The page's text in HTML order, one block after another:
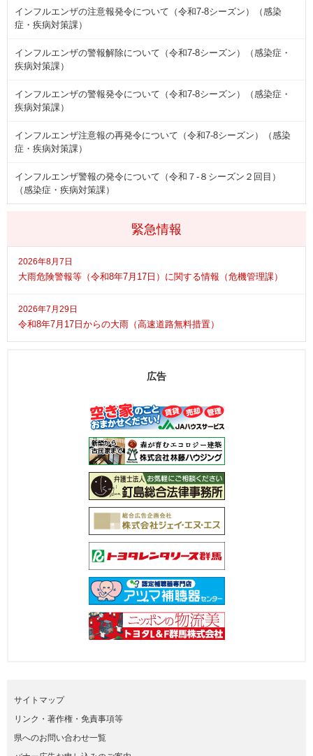
緊急情報
2026年8月7日
大雨危険警報等（令和8年7月17日）に関する情報（危機管理課）
2026年7月29日
令和8年7月17日からの大雨（高速道路無料措置）
インフルエンザの注意報発令について（令和7-8シーズン）（感染
症・疾病対策課）
インフルエンザの警報解除について（令和7-8シーズン）（感染症・
疾病対策課）
インフルエンザの警報発令について（令和7-8シーズン）（感染症・
疾病対策課）
インフルエンザ注意報の再発令について（令和7-8シーズン）（感染
症・疾病対策課）
インフルエンザ警報の発令について（令和７-８シーズン２回目）
（感染症・疾病対策課）
広告
サイトマップ
リンク・著作権・免責事項等
県へのお問い合わせ一覧